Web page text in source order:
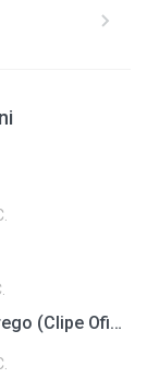
Aquele Love - Us Agroboy, Grego (Clipe Oficial)